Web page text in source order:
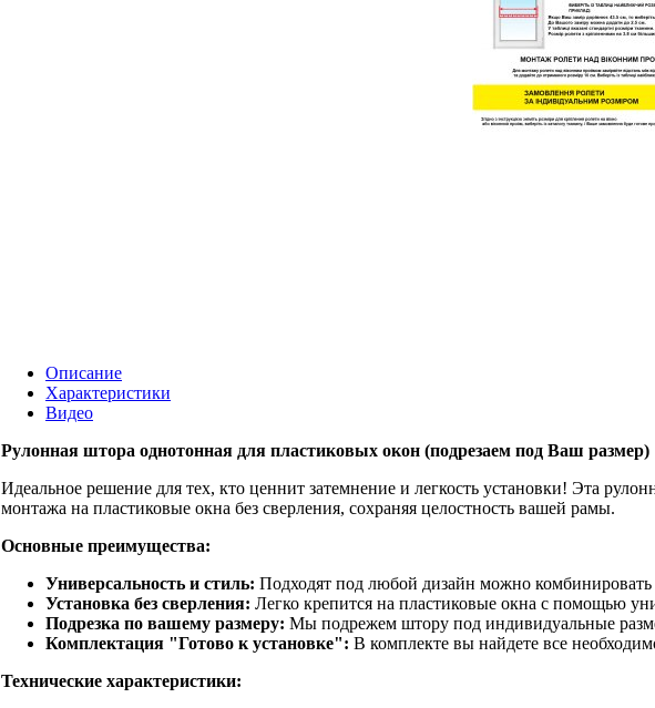
Описание
Характеристики
Видео
Рулонная штора однотонная для пластиковых окон (подрезаем под Ваш размер)
Идеальное решение для тех, кто ценнит затемнение и легкость установки! Эта
монтажа на пластиковые окна без сверления, сохраняя целостность вашей рамы.
Основные преимущества:
Универсальность и стиль: Подходят под любой дизайн можно
Установка без сверления: Легко крепится на пластиковые окна с помощью
Подрезка по вашему размеру: Мы подрежем штору под индивидуальные
Комплектация "Готово к установке": В комплекте вы найдете все
Технические характеристики: